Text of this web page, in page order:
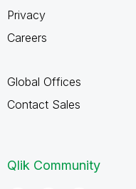
Privacy
Careers
Global Offices
Contact Sales
Qlik Community